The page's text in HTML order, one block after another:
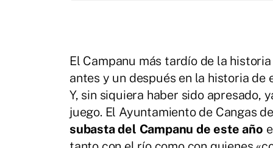
El Campanu más tardío de la
antes y un después en la historia
Y, sin siquiera haber sido apresado,
juego. El Ayuntamiento de Cangas
subasta del Campanu de este año